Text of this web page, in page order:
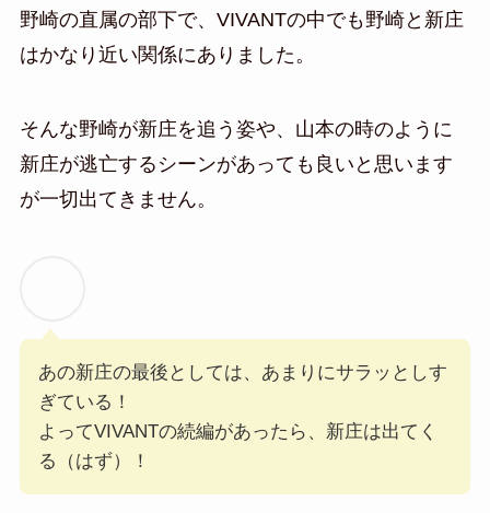
野崎の直属の部下で、VIVANTの中でも野崎と新庄
はかなり近い関係にありました。
そんな野崎が新庄を追う姿や、山本の時のように
新庄が逃亡するシーンがあっても良いと思います
が一切出てきません。
あの新庄の最後としては、あまりにサラッとしす
ぎている！
よってVIVANTの続編があったら、新庄は出てく
る（はず）！